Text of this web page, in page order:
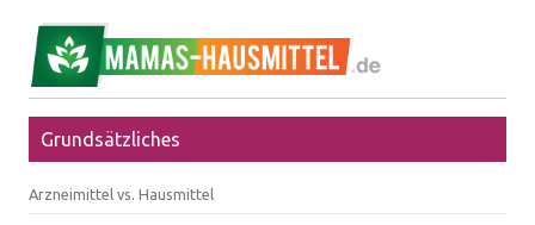
Grundsätzliches
Arzneimittel vs. Hausmittel